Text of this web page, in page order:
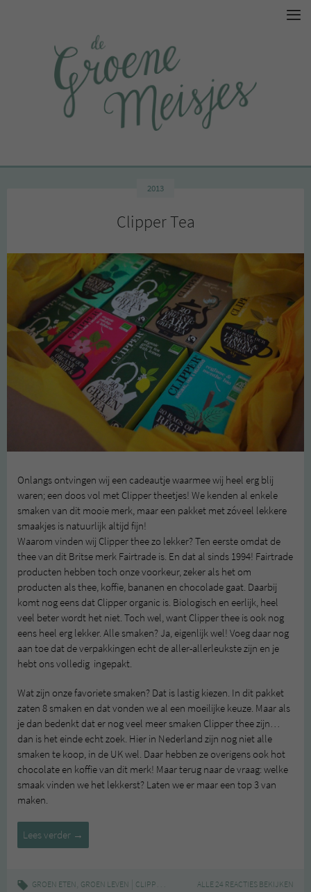
2013
Clipper Tea
Onlangs ontvingen wij een cadeautje waarmee wij heel erg blij
waren; een doos vol met Clipper theetjes! We kenden al enkele
smaken van dit mooie merk, maar een pakket met zóveel lekkere
smaakjes is natuurlijk altijd fijn!
Waarom vinden wij Clipper thee zo lekker? Ten eerste omdat de
thee van dit Britse merk Fairtrade is. En dat al sinds 1994! Fairtrade
producten hebben toch onze voorkeur, zeker als het om
producten als thee, koffie, bananen en chocolade gaat. Daarbij
komt nog eens dat Clipper organic is. Biologisch en eerlijk, heel
veel beter wordt het niet. Toch wel, want Clipper thee is ook nog
eens heel erg lekker. Alle smaken? Ja, eigenlijk wel! Voeg daar nog
aan toe dat de verpakkingen echt de aller-allerleukste zijn en je
hebt ons volledig ingepakt.
Wat zijn onze favoriete smaken? Dat is lastig kiezen. In dit pakket
zaten 8 smaken en dat vonden we al een moeilijke keuze. Maar als
je dan bedenkt dat er nog veel meer smaken Clipper thee zijn…
dan is het einde echt zoek. Hier in Nederland zijn nog niet alle
smaken te koop, in de UK wel. Daar hebben ze overigens ook hot
chocolate en koffie van dit merk! Maar terug naar de vraag: welke
smaak vinden we het lekkerst? Laten we er maar een top 3 van
maken.
Lees verder Clipper
Tea
→
GROEN ETEN, GROEN LEVEN CLIPPER FAIRTRADE,ORGANIC,TEST,THEE
ALLE 24 REACTIES BEKIJKEN